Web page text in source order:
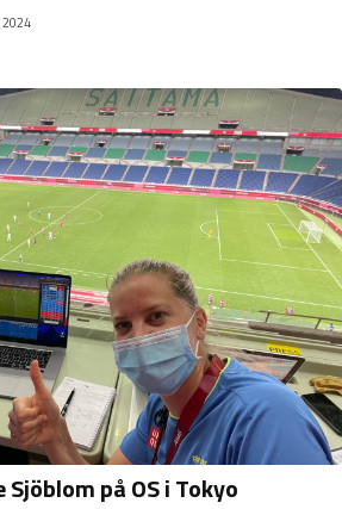
2024
på OS i Tokyo